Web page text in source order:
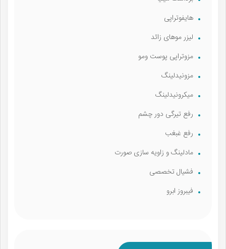
هایفوتراپی
لیزر موهای زائد
مزوتراپی پوست و‌مو
مزونیدلینگ
میکرونیدلینگ
رفع تیرگی دور چشم
رفع غبغب
مادلینگ و زاویه سازی صورت
فشیال تخصصی
فیبروز ابرو